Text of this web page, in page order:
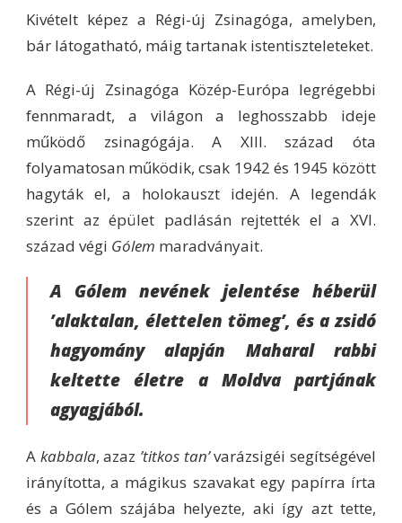
Kivételt képez a Régi-új Zsinagóga, amelyben,
bár látogatható, máig tartanak istentiszteleteket.
A Régi-új Zsinagóga Közép-Európa legrégebbi
fennmaradt, a világon a leghosszabb ideje
működő zsinagógája. A XIII. század óta
folyamatosan működik, csak 1942 és 1945 között
hagyták el, a holokauszt idején. A legendák
szerint az épület padlásán rejtették el a XVI.
század végi Gólem maradványait.
A Gólem nevének jelentése héberül
’alaktalan, élettelen tömeg’, és a zsidó
hagyomány alapján Maharal rabbi
keltette életre a Moldva partjának
agyagjából.
A kabbala, azaz ’titkos tan’varázsigéi segítségével
irányította, a mágikus szavakat egy papírra írta
és a Gólem szájába helyezte, aki így azt tette,